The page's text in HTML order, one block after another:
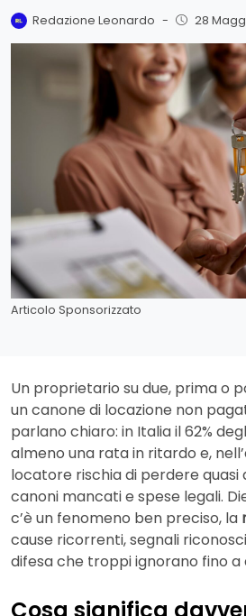
Redazione Leonardo - 28
Articolo Sponsorizzato
Un proprietario su due, prima o
un canone di locazione non
parlano chiaro: in Italia il 62%
almeno una rata in ritardo e,
locatore rischia di perdere quasi
canoni mancati e spese legali.
c’è un fenomeno ben preciso, la
cause ricorrenti, segnali
difesa che troppi ignorano fino a
Cosa significa